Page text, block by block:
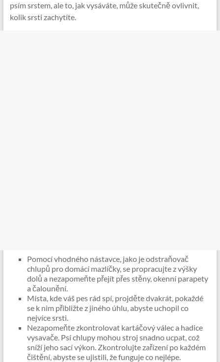
psím srstem, ale to, jak vysáváte, může skutečně ovlivnit,
kolik srsti zachytíte.
Pomocí vhodného nástavce, jako je odstraňovač
chlupů pro domácí mazlíčky, se propracujte z výšky
dolů a nezapomeňte přejít přes stěny, okenní parapety
a čalounění.
Místa, kde váš pes rád spí, projděte dvakrát, pokaždé
se k nim přibližte z jiného úhlu, abyste uchopil co
nejvíce srsti.
Nezapomeňte zkontrolovat kartáčový válec a hadice
vysavače. Psí chlupy mohou stroj snadno ucpat, což
sníží jeho sací výkon. Zkontrolujte zařízení po každém
čištění, abyste se ujistili, že funguje co nejlépe.